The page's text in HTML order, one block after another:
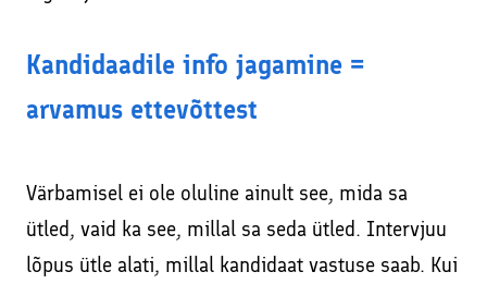
Kandidaadile info jagamine =
arvamus ettevõttest
Värbamisel ei ole oluline ainult see, mida sa
ütled, vaid ka see, millal sa seda ütled. Intervjuu
lõpus ütle alati, millal kandidaat vastuse saab. Kui